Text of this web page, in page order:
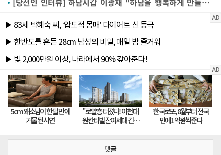
[당선인 인터뷰] 하남시갑 이광재 "하남을 행복하게 만들겠다"
댓글